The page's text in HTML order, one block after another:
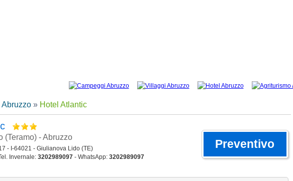
» Hotel Atlantic
(Teramo) - Abruzzo
- I-64021 - Giulianova Lido (TE)
Invernale: 3202989097- WhatsApp: 3202989097
Preventivo